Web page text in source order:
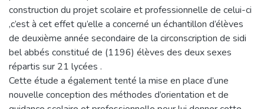
construction du projet scolaire et professionnelle de celui-ci
,c’est à cet effet qu’elle a concerné un échantillon d’élèves
de deuxième année secondaire de la circonscription de sidi
bel abbés constitué de (1196) élèves des deux sexes
répartis sur 21 lycées .
Cette étude a également tenté la mise en place d’une
nouvelle conception des méthodes d’orientation et de